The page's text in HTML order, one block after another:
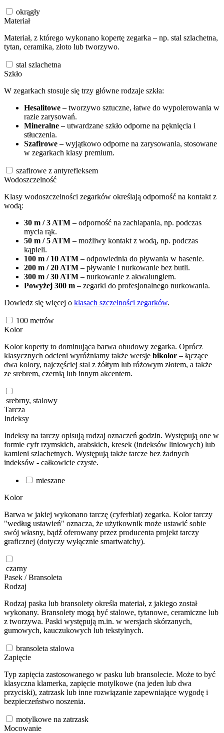
okrągły
Materiał
Materiał, z którego wykonano kopertę zegarka – np. stal szlachetna,
tytan, ceramika, złoto lub tworzywo.
stal szlachetna
Szkło
W zegarkach stosuje się trzy główne rodzaje szkła:
Hesalitowe – tworzywo sztuczne, łatwe do wypolerowania w
razie zarysowań.
Mineralne – utwardzane szkło odporne na pęknięcia i
stłuczenia.
Szafirowe – wyjątkowo odporne na zarysowania, stosowane
w zegarkach klasy premium.
szafirowe z antyrefleksem
Wodoszczelność
Klasy wodoszczelności zegarków określają odporność na kontakt z
wodą:
30 m / 3 ATM – odporność na zachlapania, np. podczas
mycia rąk.
50 m / 5 ATM – możliwy kontakt z wodą, np. podczas
kąpieli.
100 m / 10 ATM – odpowiednia do pływania w basenie.
200 m / 20 ATM – pływanie i nurkowanie bez butli.
300 m / 30 ATM – nurkowanie z akwalungiem.
Powyżej 300 m – zegarki do profesjonalnego nurkowania.
Dowiedz się więcej o klasach szczelności zegarków.
100 metrów
Kolor
Kolor koperty to dominująca barwa obudowy zegarka. Oprócz
klasycznych odcieni wyróżniamy także wersje bikolor – łączące
dwa kolory, najczęściej stal z żółtym lub różowym złotem, a także
ze srebrem, czernią lub innym akcentem.
srebrny, stalowy
Tarcza
Indeksy
Indeksy na tarczy opisują rodzaj oznaczeń godzin. Występują one w
formie cyfr rzymskich, arabskich, kresek (indeksów liniowych) lub
kamieni szlachetnych. Występują także tarcze bez żadnych
indeksów - całkowicie czyste.
mieszane
Kolor
Barwa w jakiej wykonano tarczę (cyferblat) zegarka. Kolor tarczy
"według ustawień" oznacza, że użytkownik może ustawić sobie
swój własny, bądź oferowany przez producenta projekt tarczy
graficznej (dotyczy wyłącznie smartwatchy).
czarny
Pasek / Bransoleta
Rodzaj
Rodzaj paska lub bransolety określa materiał, z jakiego został
wykonany. Bransolety mogą być stalowe, tytanowe, ceramiczne lub
z tworzywa. Paski występują m.in. w wersjach skórzanych,
gumowych, kauczukowych lub tekstylnych.
bransoleta stalowa
Zapięcie
Typ zapięcia zastosowanego w pasku lub bransolecie. Może to być
klasyczna klamerka, zapięcie motylkowe (na jeden lub dwa
przyciski), zatrzask lub inne rozwiązanie zapewniające wygodę i
bezpieczeństwo noszenia.
motylkowe na zatrzask
Mocowanie